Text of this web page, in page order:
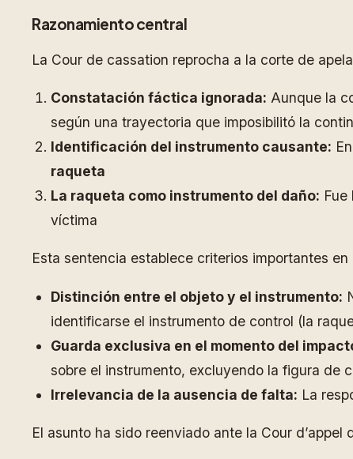
Razonamiento central
La Cour de cassation reprocha a la corte de
Constatación fáctica ignorada: Aunque la
según una trayectoria que imposibilitó la
Identificación del instrumento causante:
raqueta
La raqueta como instrumento del daño:
víctima
Esta sentencia establece criterios importantes
Distinción entre el objeto y el instrumento:
identificarse el instrumento de control (la
Guarda exclusiva en el momento del
sobre el instrumento, excluyendo la figura de
Irrelevancia de la ausencia de falta: La
El asunto ha sido reenviado ante la Cour